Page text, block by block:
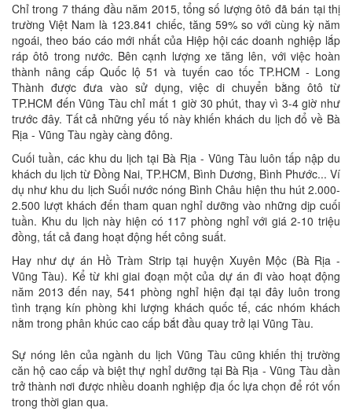
Chỉ trong 7 tháng đầu năm 2015, tổng số lượng ôtô đã bán tại thị
trường Việt Nam là 123.841 chiếc, tăng 59% so với cùng kỳ năm
ngoái, theo báo cáo mới nhất của Hiệp hội các doanh nghiệp lắp
ráp ôtô trong nước. Bên cạnh lượng xe tăng lên, với việc hoàn
thành nâng cấp Quốc lộ 51 và tuyến cao tốc TP.HCM - Long
Thành được đưa vào sử dụng, việc di chuyển bằng ôtô từ
TP.HCM đến Vũng Tàu chỉ mất 1 giờ 30 phút, thay vì 3-4 giờ như
trước đây. Tất cả những yếu tố này khiến khách du lịch đổ về Bà
Rịa - Vũng Tàu ngày càng đông.
Cuối tuần, các khu du lịch tại Bà Rịa - Vũng Tàu luôn tấp nập du
khách du lịch từ Đồng Nai, TP.HCM, Bình Dương, Bình Phước... Ví
dụ như khu du lịch Suối nước nóng Bình Châu hiện thu hút 2.000-
2.500 lượt khách đến tham quan nghỉ dưỡng vào những dịp cuối
tuần. Khu du lịch này hiện có 117 phòng nghỉ với giá 2-10 triệu
đồng, tất cả đang hoạt động hết công suất.
Hay như dự án Hồ Tràm Strip tại huyện Xuyên Mộc (Bà Rịa -
Vũng Tàu). Kể từ khi giai đoạn một của dự án đi vào hoạt động
năm 2013 đến nay, 541 phòng nghỉ hiện đại tại đây luôn trong
tình trạng kín phòng khi lượng khách quốc tế, các nhóm khách
nằm trong phân khúc cao cấp bắt đầu quay trở lại Vũng Tàu.
Sự nóng lên của ngành du lịch Vũng Tàu cũng khiến thị trường
căn hộ cao cấp và biệt thự nghỉ dưỡng tại Bà Rịa - Vũng Tàu dần
trở thành nơi được nhiều doanh nghiệp địa ốc lựa chọn để rót vốn
trong thời gian qua.